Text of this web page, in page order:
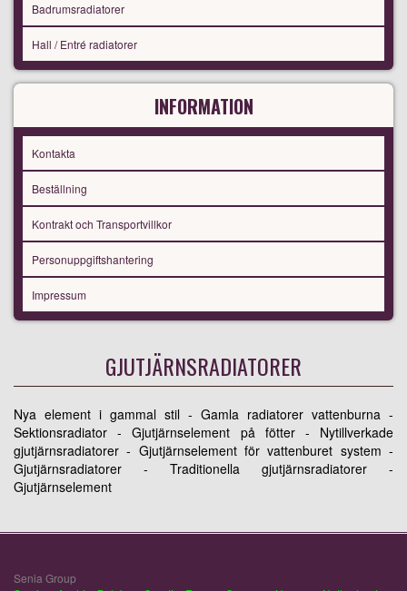
Badrumsradiatorer
Hall / Entré radiatorer
INFORMATION
Kontakta
Beställning
Kontrakt och Transportvillkor
Personuppgiftshantering
Impressum
GJUTJÄRNSRADIATORER
Nya element i gammal stil - Gamla radiatorer vattenburna -
Sektionsradiator - Gjutjärnselement på fötter - Nytillverkade
gjutjärnsradiatorer - Gjutjärnselement för vattenburet system -
Gjutjärnsradiatorer - Traditionella gjutjärnsradiatorer -
Gjutjärnselement
Senia Group